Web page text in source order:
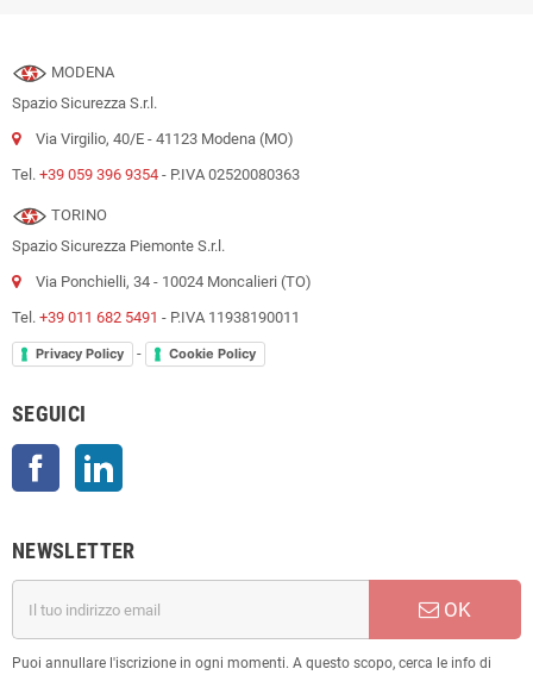
MODENA
Spazio Sicurezza S.r.l.
Via Virgilio, 40/E - 41123 Modena (MO)
Tel. +39 059 396 9354 - P.IVA 02520080363
TORINO
Spazio Sicurezza Piemonte S.r.l.
Via Ponchielli, 34 - 10024 Moncalieri (TO)
Tel. +39 011 682 5491 - P.IVA 11938190011
Privacy Policy - Cookie Policy
SEGUICI
Facebook
NEWSLETTER
OK
Puoi annullare l'iscrizione in ogni momenti. A questo scopo, cerca le info di